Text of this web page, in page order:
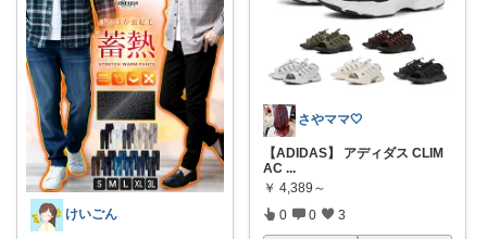
けいごん
さやママ🤍
【ADIDAS】 アディダス CLIM
AC ...
￥ 4,389～
0 0 3